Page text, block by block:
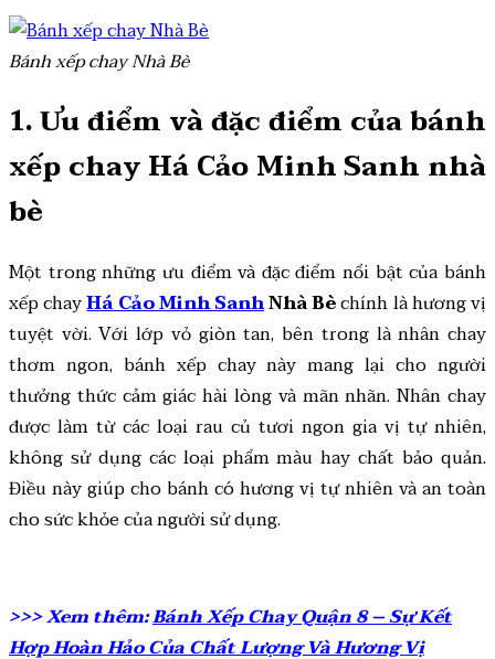
Bánh xếp chay Nhà Bè
1. Ưu điểm và đặc điểm của bánh
xếp chay Há Cảo Minh Sanh nhà
bè
Một trong những ưu điểm và đặc điểm nổi bật của bánh
xếp chayHá Cảo Minh SanhNhà Bèchính là hương vị
tuyệt vời. Với lớp vỏ giòn tan, bên trong là nhân chay
thơm ngon, bánh xếp chay này mang lại cho người
thưởng thức cảm giác hài lòng và mãn nhãn. Nhân chay
được làm từ các loại rau củ tươi ngon gia vị tự nhiên,
không sử dụng các loại phẩm màu hay chất bảo quản.
Điều này giúp cho bánh có hương vị tự nhiên và an toàn
cho sức khỏe của người sử dụng.
>>> Xem thêm:Bánh Xếp Chay Quận 8 – Sự Kết
Hợp Hoàn Hảo Của Chất Lượng Và Hương Vị